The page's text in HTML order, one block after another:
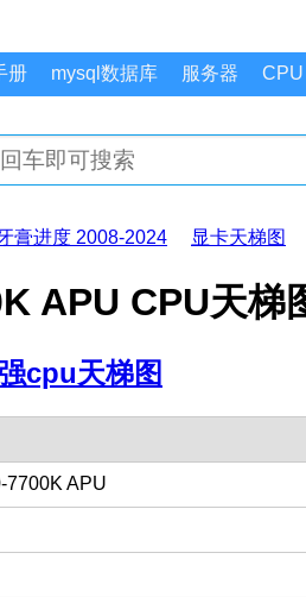
册 mysql数据库 服务器 CPU
膏进度 2008-2024 显卡天梯图
APU CPU天梯
cpu天梯图
7700K APU